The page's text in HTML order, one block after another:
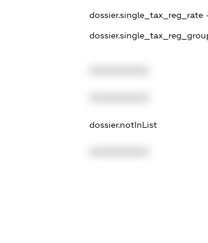
dossier.single_tax_reg_rate
dossier.notInList